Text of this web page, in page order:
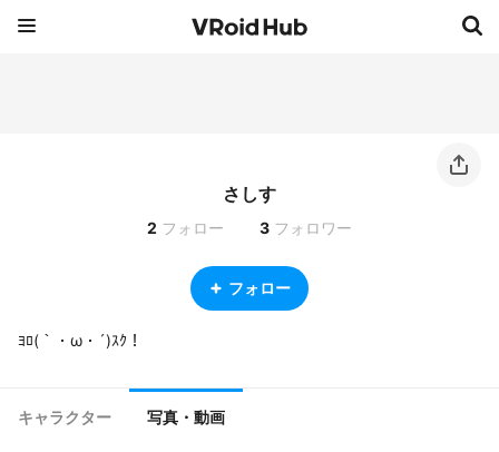
さしす
2 フォロー 3 フォロワー
フォロー
ﾖﾛ(｀・ω・´)ｽｸ！
キャラクター 写真・動画